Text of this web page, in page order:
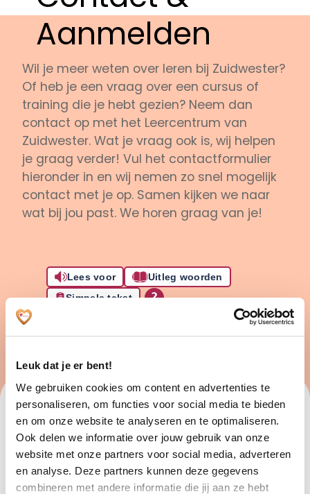
Leuk dat je er bent!
We gebruiken cookies om content en advertenties te
personaliseren, om functies voor social media te bieden
en om onze website te analyseren en te optimaliseren.
Ook delen we informatie over jouw gebruik van onze
website met onze partners voor social media, adverteren
en analyse. Deze partners kunnen deze gegevens
combineren met andere informatie die jij aan ze hebt
Aanmelden
Wil je meer weten over leren bij Zuidwester?
Of heb je een vraag over een cursus of
training die je hebt gezien? Neem dan
contact op met het Leercentrum van
Zuidwester. Wat je vraag ook is, wij helpen
je graag verder! Vul het contactformulier
hieronder in en wij nemen zo snel mogelijk
contact met je op. Samen kijken we naar
wat bij jou past. We horen graag van je!
Lees voor
Uitleg woorden
Simpele tekst
VOORNAAM
ACHTERNAAM